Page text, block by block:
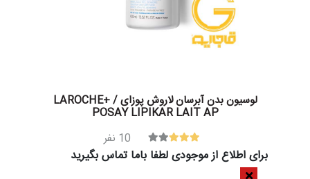
لوسیون بدن آبرسان لاروش پوزای / +LAROCHE
POSAY LIPIKAR LAIT AP
10 نفر
برای اطلاع از موجودی لطفا باما تماس بگیرید